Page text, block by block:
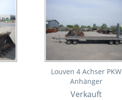
Louven 4 Achser PKW
Anhänger
Verkauft